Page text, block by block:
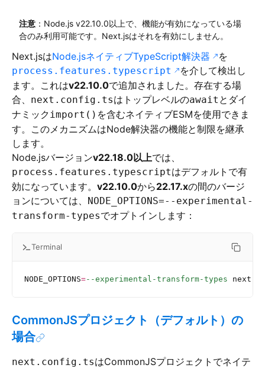
注意 ：Node.js v22.10.0以上で、機能が有効になっている場
合のみ利用可能です。Next.jsはそれを有効にしません。
Next.jsはNode.jsネイティブTypeScript解決器 を
process.features.typescript
を介して検出し
ます。これはv22.10.0で追加されました。存在する場
合、 next.config.tsはトップレベルのawait とダイ
ナミックimport() を含むネイティブESMを使用できま
す。このメカニズムはNode解決器の機能と制限を継承
します。
Node.jsバージョンv22.18.0以上では、
process.features.typescriptはデフォルトで有
効になっています。 v22.10.0から22.17.xの間のバージ
ョンについては、 NODE_OPTIONS=--experimental-
transform-typesでオプトインします：
Terminal
NODE_OPTIONS=--experimental-transform-types next
CommonJSプロジェクト（デフォルト）の
場合
next.config.tsはCommonJSプロジェクトでネイテ